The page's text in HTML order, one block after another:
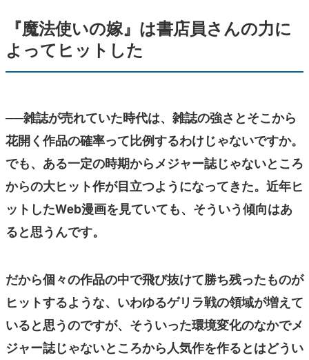
『魔法使いの嫁』は書店員さんの力に
よってヒットした
──雑誌が売れていた時代は、雑誌の強さとそこから
花開く作品の確率って比例するわけじゃないですか。
でも、ある一定の時期からメジャー誌じゃないところ
からの大ヒット作が目立つようになってきた。近年ヒ
ットしたWeb漫画を見ていても、そういう傾向はあ
ると思うんです。
だから個々の作品の中で飛び抜けて勝ち残ったものが
ヒットするような、いわゆるゲリラ戦の領域が増えて
いると思うのですが、そういった環境変化のなかでメ
ジャー誌じゃないところから人気作を作るとはどうい